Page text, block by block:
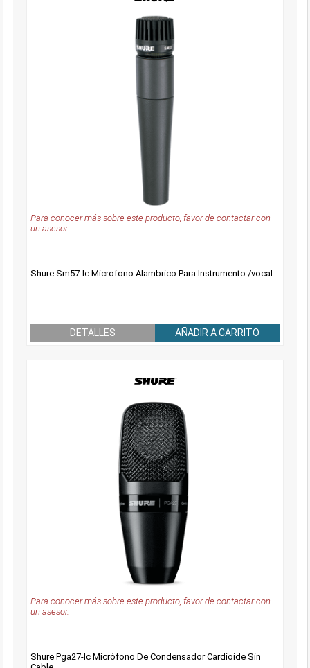
Para conocer más sobre este producto, favor de contactar con
un asesor.
Shure Sm57-lc Microfono Alambrico Para Instrumento /vocal
DETALLES AÑADIR A CARRITO
Para conocer más sobre este producto, favor de contactar con
un asesor.
Shure Pga27-lc Micrófono De Condensador Cardioide Sin